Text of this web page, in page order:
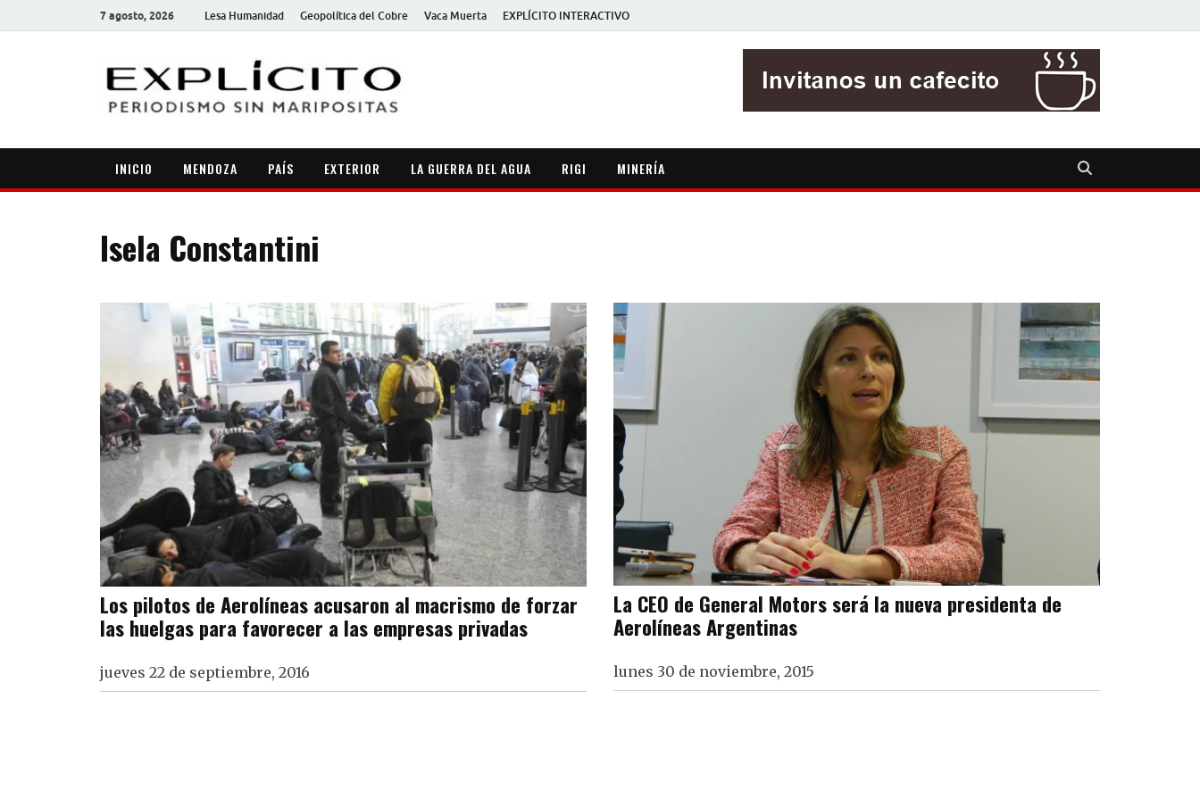
7 agosto, 2026 Lesa Humanidad Geopolítica del Cobre Vaca Muerta EXPLÍCITO INTERACTIVO
INICIO MENDOZA PAÍS EXTERIOR LA GUERRA DEL AGUA RIGI MINERÍA
Isela Constantini
Los pilotos de Aerolíneas acusaron al macrismo de forzar
las huelgas para favorecer a las empresas privadas
jueves 22 de septiembre, 2016
La CEO de General Motors será la nueva presidenta de
Aerolíneas Argentinas
lunes 30 de noviembre, 2015